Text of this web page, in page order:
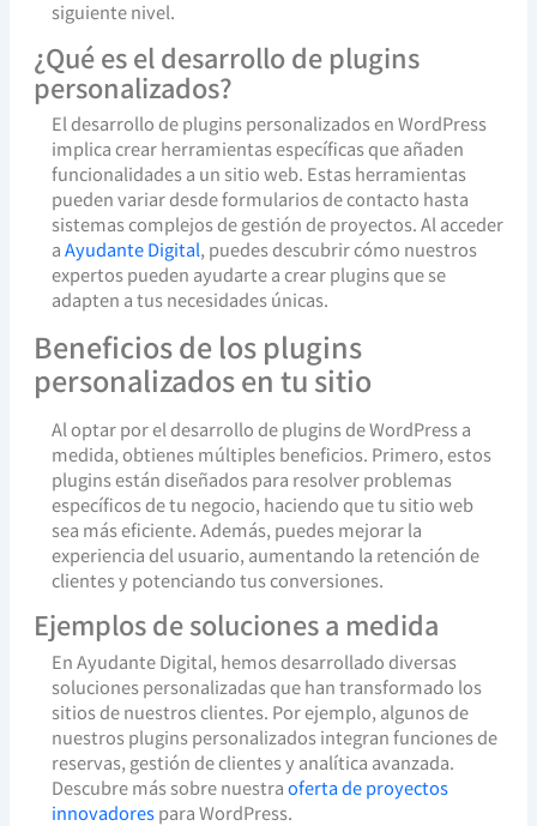
siguiente nivel.
¿Qué es el desarrollo de plugins
personalizados?
El desarrollo de plugins personalizados en WordPress
implica crear herramientas específicas que añaden
funcionalidades a un sitio web. Estas herramientas
pueden variar desde formularios de contacto hasta
sistemas complejos de gestión de proyectos. Al acceder
aAyudante Digital, puedes descubrir cómo nuestros
expertos pueden ayudarte a crear plugins que se
adapten a tus necesidades únicas.
Beneficios de los plugins
personalizados en tu sitio
Al optar por el desarrollo de plugins de WordPress a
medida, obtienes múltiples beneficios. Primero, estos
plugins están diseñados para resolver problemas
específicos de tu negocio, haciendo que tu sitio web
sea más eficiente. Además, puedes mejorar la
experiencia del usuario, aumentando la retención de
clientes y potenciando tus conversiones.
Ejemplos de soluciones a medida
En Ayudante Digital, hemos desarrollado diversas
soluciones personalizadas que han transformado los
sitios de nuestros clientes. Por ejemplo, algunos de
nuestros plugins personalizados integran funciones de
reservas, gestión de clientes y analítica avanzada.
Descubre más sobre nuestraoferta de proyectos
innovadorespara WordPress.